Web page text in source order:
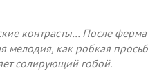
контрасты… После
мелодия, как робкая
солирующий гобой.